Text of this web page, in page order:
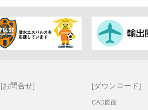
お問合せ ダウンロード
CAD図面